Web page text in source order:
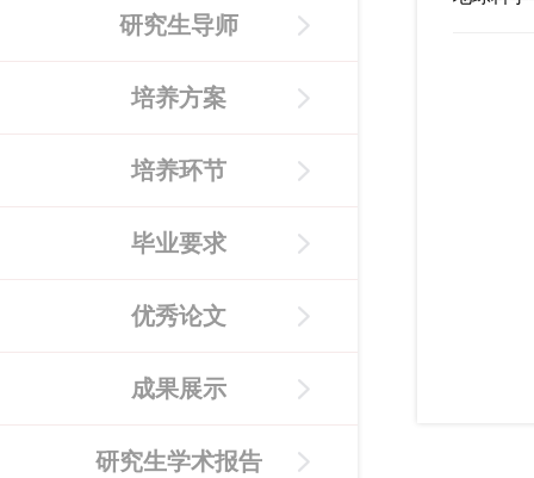
研究生导师
培养方案
培养环节
毕业要求
优秀论文
成果展示
研究生学术报告